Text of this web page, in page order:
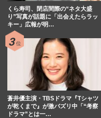
くら寿司、閉店間際の“ネタ大盛
り”写真が話題に「出会えたらラッ
キー」広報が明…
蒼井優主演・TBSドラマ『Tシャツ
が乾くまで』が激バズリ中「“考察
ドラマ”とは一…